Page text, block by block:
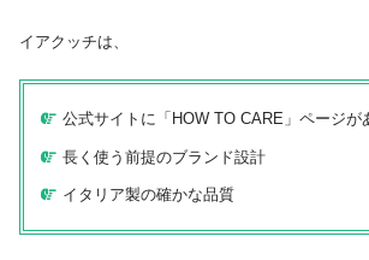
イアクッチは、
公式サイトに「HOW TO CARE」ページが
長く使う前提のブランド設計
イタリア製の確かな品質